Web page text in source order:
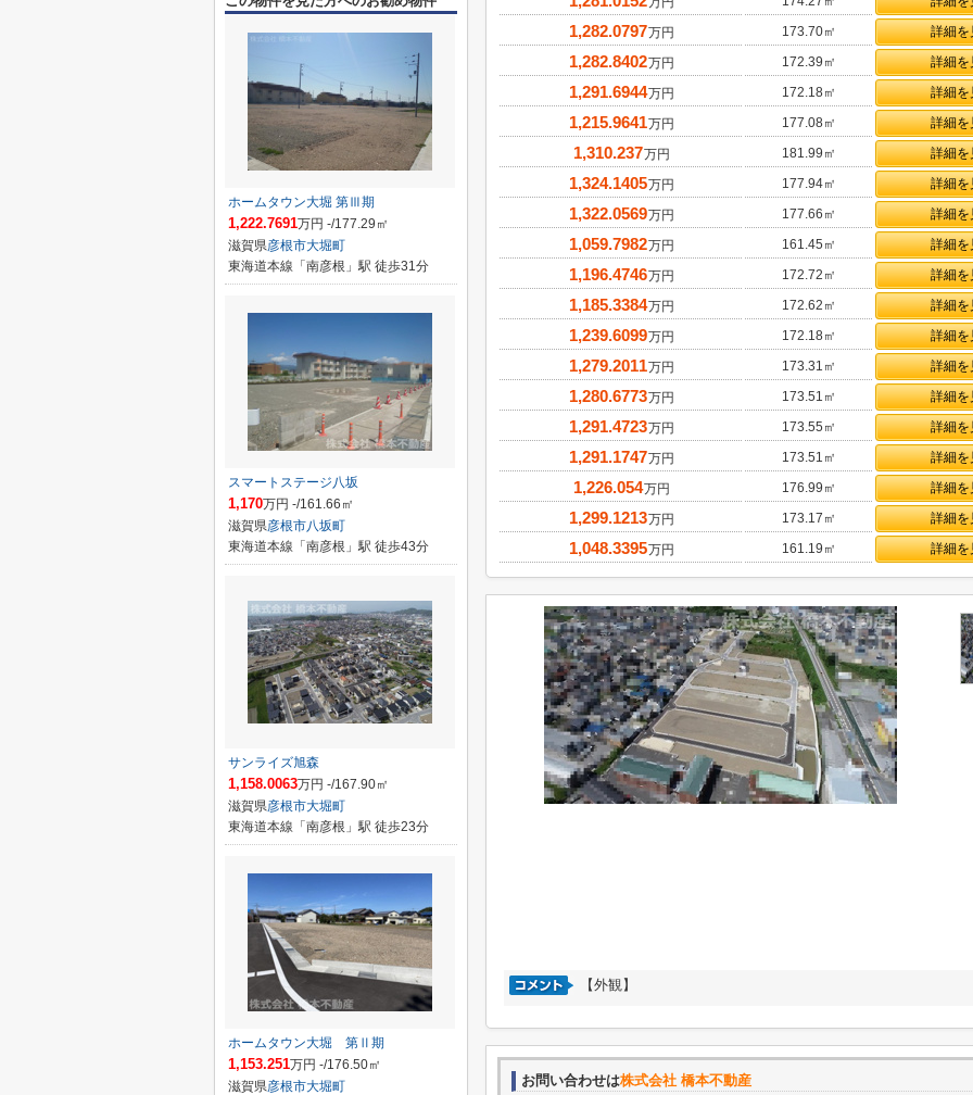
1,282.0797万円 173.70㎡ 詳細を
1,282.8402万円 172.39㎡ 詳細を
1,291.6944万円 172.18㎡ 詳細を
1,215.9641万円 177.08㎡ 詳細を
1,310.237万円 181.99㎡ 詳細を
1,324.1405万円 177.94㎡ 詳細を
1,322.0569万円 177.66㎡ 詳細を
1,059.7982万円 161.45㎡ 詳細を
1,196.4746万円 172.72㎡ 詳細を
1,185.3384万円 172.62㎡ 詳細を
1,239.6099万円 172.18㎡ 詳細を
1,279.2011万円 173.31㎡ 詳細を
1,280.6773万円 173.51㎡ 詳細を
1,291.4723万円 173.55㎡ 詳細を
1,291.1747万円 173.51㎡ 詳細を
1,226.054万円 176.99㎡ 詳細を
1,299.1213万円 173.17㎡ 詳細を
1,048.3395万円 161.19㎡ 詳細を
【外観】
お問い合わせは株式会社 橋本不動産
ホームタウン大堀 第Ⅲ期
1,222.7691万円 -/177.29㎡
滋賀県彦根市大堀町
東海道本線「南彦根」駅 徒歩31分
スマートステージ八坂
1,170万円 -/161.66㎡
滋賀県彦根市八坂町
東海道本線「南彦根」駅 徒歩43分
サンライズ旭森
1,158.0063万円 -/167.90㎡
滋賀県彦根市大堀町
東海道本線「南彦根」駅 徒歩23分
ホームタウン大堀 第Ⅱ期
1,153.251万円 -/176.50㎡
滋賀県彦根市大堀町